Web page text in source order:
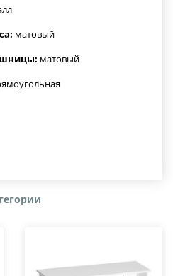
матовый
матовый